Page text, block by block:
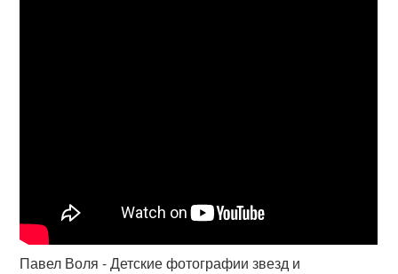
Павел Воля - Детские фотографии звезд и